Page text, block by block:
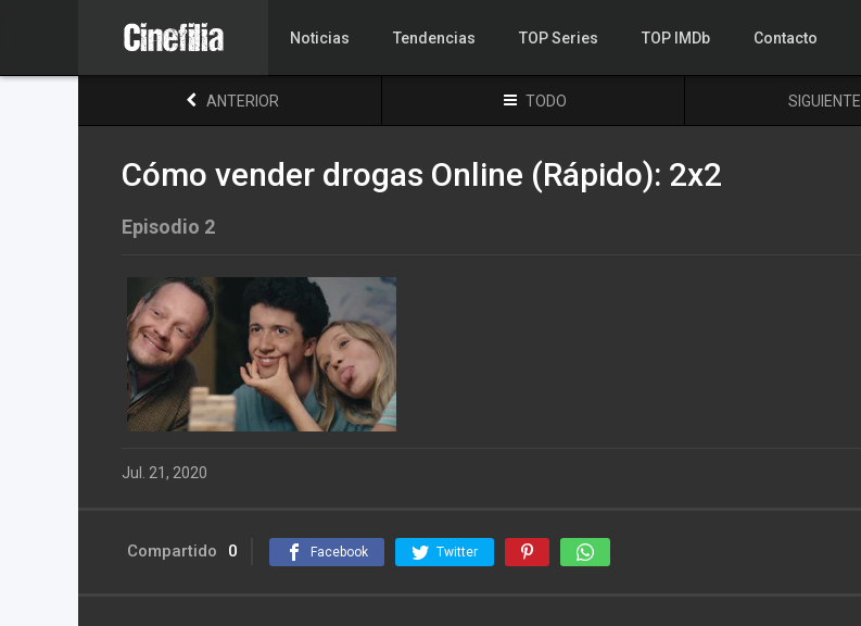
Noticias Tendencias TOP Series TOP IMDb Contacto
ANTERIOR TODO SIGUIENTE
Cómo vender drogas Online (Rápido): 2x2
Episodio 2
Jul. 21, 2020
Compartido 0 Facebook Twitter